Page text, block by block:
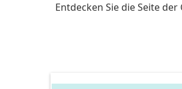
Entdecken Sie die Seite der